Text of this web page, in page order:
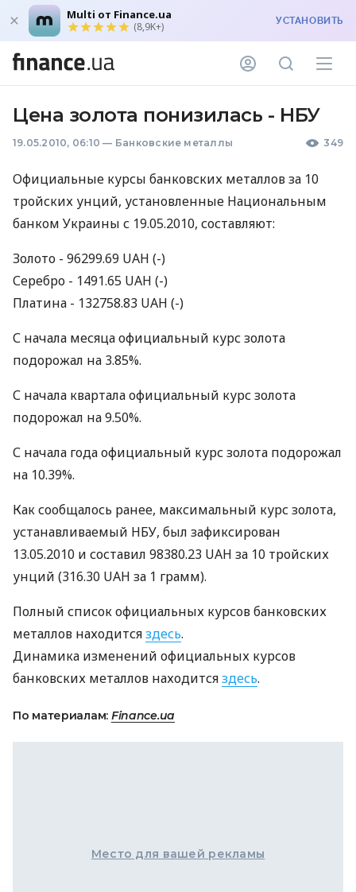
Multi от Finance.ua
(8,9K+) УСТАНОВИТЬ
Цена золота понизилась - НБУ
19.05.2010, 06:10 — Банковские металлы 349
Официальные курсы банковских металлов за 10
тройских унций, установленные Национальным
банком Украины с 19.05.2010, составляют:
Золото - 96299.69 UAH (-)
Серебро - 1491.65 UAH (-)
Платина - 132758.83 UAH (-)
С начала месяца официальный курс золота
подорожал на 3.85%.
С начала квартала официальный курс золота
подорожал на 9.50%.
С начала года официальный курс золота подорожал
на 10.39%.
Как сообщалось ранее, максимальный курс золота,
устанавливаемый НБУ, был зафиксирован
13.05.2010 и составил 98380.23 UAH за 10 тройских
унций (316.30 UAH за 1 грамм).
Полный список официальных курсов банковских
металлов находитсяздесь.
Динамика изменений официальных курсов
банковских металлов находитсяздесь.
По материалам: Finance.ua
Место для вашей рекламы